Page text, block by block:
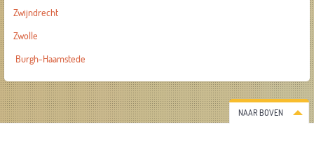
Zwijndrecht
Zwolle
Burgh-Haamstede
NAAR BOVEN